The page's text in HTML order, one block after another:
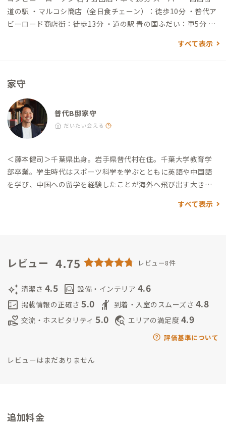
戸〜久慈（JRバス・70分） 久慈〜普代（三陸鉄道リアス線・約
35分） 普代駅～普代B邸（徒歩・20分） 普代タクシー（5分、
▼三沢空港から →（一般道20分）→三沢十和田下田IC→（高
（一般道5分）→到着 ▼二戸駅から →（一般道65分）→ 久慈I
C→（高速道20分）→ 普代北IC→（一般道5分）→到着
道の駅 ・マルコシ商店（全日食チェーン）：徒歩10分 ・普代ア
ビーロード商店街：徒歩13分 ・道の駅 青の国ふだい：車5分 日
店 ・お食事処いち龍：徒歩9分（ラーメン、丼もの、定食のある
村の憩いの食堂） ・みつよし食堂：徒歩17分（中華中心の村の
小さな食堂。昼のみ） ・Petersburg：徒歩20分（定食、ラー
メン、パスタが楽しめるカフェ。昼のみ） ・御食事処 魚定：車
5分（海の幸が楽しめる港の食堂。昼のみ） ・レストハウスうし
・普代浜園地キラウミ・浜の産直きらうみ：車5分（白い砂浜と
青い海。産直施設あり） ・鵜鳥神社奥宮(本殿)：車11分 ・国民
宿舎くろさき荘：車12分（日帰り入浴） ・黒崎展望台・黒崎園
地：車14分（高さ150ｍを超える黒崎の断崖の上にある展望台）
すべて表示
家守
普代B邸家守
だいたい会える
＜藤本健司＞千葉県出身。岩手県普代村在住。 千葉大学教育学
部卒業。学生時代はスポーツ科学を学ぶとともに英語や中国語
を学び、中国への留学を経験したことが海外へ飛び出す大きな
事。2013年から青年海外協力隊として3年間ケニアで活動し、児
生の自らのキャリアを主体的に考えられる環境づくりを支援。
してデジタルノマドワーカーや村外の人向けに宿泊業やコミュ
ニティースペースの運営、コミュニティづくりを推進（B Corp
認証取得にも挑戦予定）。 ADDressを通じて、普代村の魅力を
国内外の人々と共有し、持続可能な地域づくりに貢献していき
すべて表示
レビュー 4.75 レビュー8件
auto_awesome 清潔さ 4.5 living 設備・インテリア 4.6
fact_check 掲載情報の正確さ 5.0 hail 到着・入室のスムーズさ 4.8
volunteer_activism 交流・ホスピタリティ 5.0 travel_explore エリアの満足度 4.9
評価基準について
レビューはまだありません
追加料金